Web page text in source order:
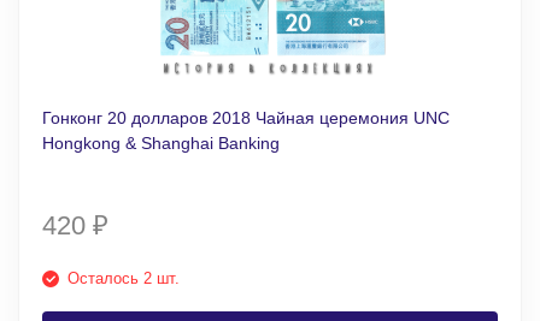
Гонконг 20 долларов 2018 Чайная церемония UNC
Hongkong & Shanghai Banking
420 ₽
Осталось 2 шт.